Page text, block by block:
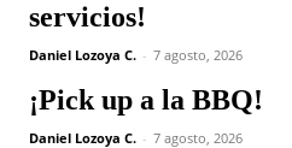
servicios!
Daniel Lozoya C. - 7 agosto, 2026
¡Pick up a la BBQ!
Daniel Lozoya C. - 7 agosto, 2026